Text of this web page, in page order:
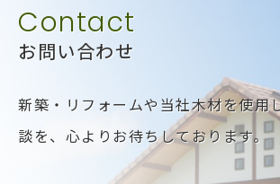
お問い合わせ
新築・リフォームや当社木材を使用
談を、 心よりお待ちしております。